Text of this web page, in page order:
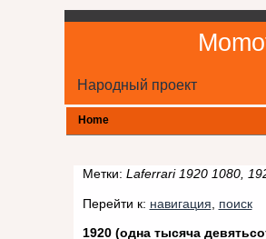
Народный проект
Home
Метки: Laferrari 1920 1080,
Перейти к: навигация поиск
1920 (одна тысяча